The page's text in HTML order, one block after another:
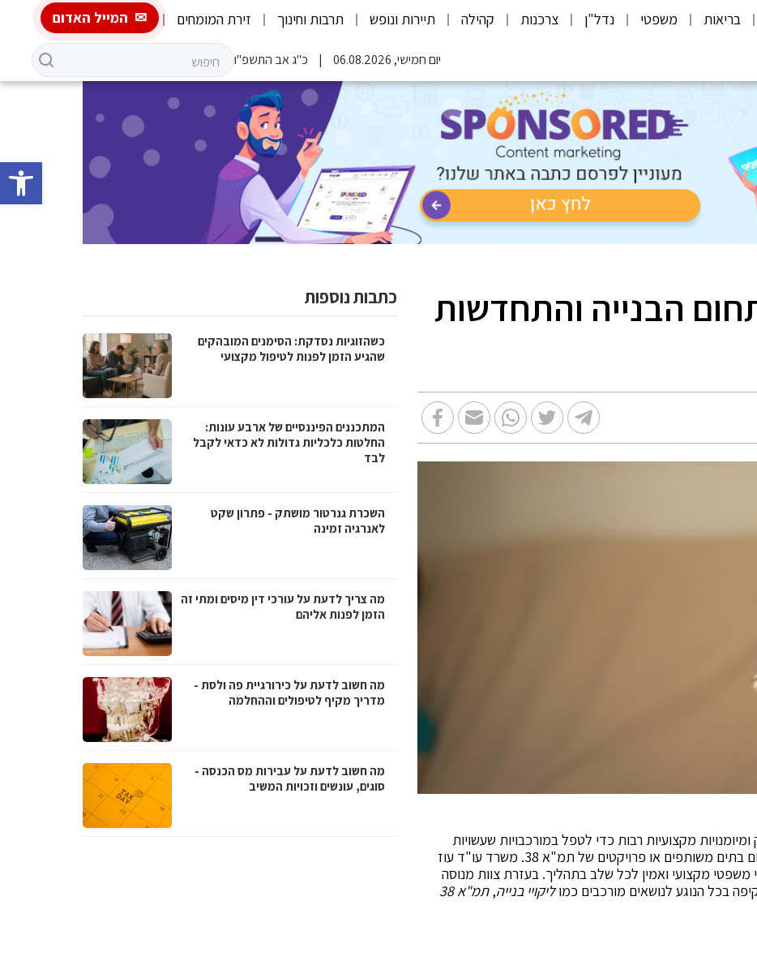
פתח
בריאות משפטי נדל"ן צרכנות קהילה תיירות ונופש תרבות וחינוך זירת המומחים המייל האדום
יום חמישי, 06.08.2026 כ"ג אב התשפ"ו
הבנייה והתחדשות
מקצועיות רבות כדי לטפל במורכבויות שעשויות
להתעורר, בין אם מדובר בניהול ליקויי בנייה, רישום בתים משותפים או פרויקטים של תמ"א 38. משרד עו"ד עוז
משפטי מקצועי ואמין לכל שלב בתהליך. בעזרת צוות מנוסה
בכל הנוגע לנושאים מורכבים כמוליקויי בנייה,תמ"א 38
כתבות נוספות
כשהזוגיות נסדקת: הסימנים המובהקים
שהגיע הזמן לפנות לטיפול מקצועי
המתכננים הפיננסיים של ארבע עונות:
החלטות כלכליות גדולות לא כדאי לקבל
לבד
השכרת גנרטור מושתק - פתרון שקט
לאנרגיה זמינה
מה צריך לדעת על עורכי דין מיסים ומתי זה
הזמן לפנות אליהם
מה חשוב לדעת על כירורגיית פה ולסת -
מדריך מקיף לטיפולים וההחלמה
מה חשוב לדעת על עבירות מס הכנסה -
סוגים, עונשים וזכויות המשיב